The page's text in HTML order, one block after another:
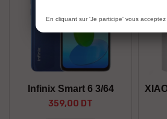
Infinix Smart 6 3/64
359,00 DT
En cliquant sur 'Je participe' vous acceptez